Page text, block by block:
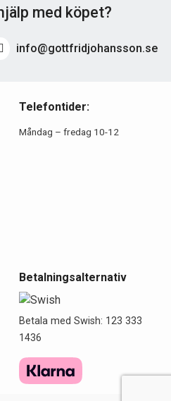
med köpet?
info@gottfridjohansson.se
Telefontider:
Måndag – fredag 10-12
Betalningsalternativ
Betala med Swish: 123 333
1436